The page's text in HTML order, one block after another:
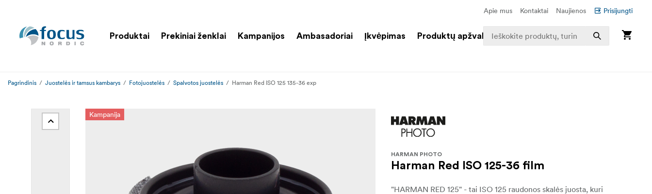
Apie mus Kontaktai Naujienos Prisijungti
Produktai Prekiniai ženklai Kampanijos Ambasadoriai Įkvėpimas Produktų apžvalga
Pagrindinis Juostelės ir tamsus kambarys Fotojuostelės Spalvotos juostelės Harman Red ISO 125 135-36 exp
Kampanija
HARMAN PHOTO
Harman Red ISO 125-36 film
"HARMAN RED 125" - tai ISO 125 raudonos skalės juosta, kuri